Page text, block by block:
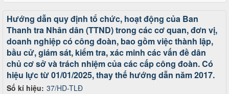
Số kí hiệu: 37/HD-TLĐ
Hướng dẫn quy định tổ chức, hoạt động của Ban
Thanh tra Nhân dân (TTND) trong các cơ quan, đơn vị,
doanh nghiệp có công đoàn, bao gồm việc thành lập,
bầu cử, giám sát, kiểm tra, xác minh các vấn đề dân
chủ cơ sở và trách nhiệm của các cấp công đoàn. Có
hiệu lực từ 01/01/2025, thay thế hướng dẫn năm 2017.